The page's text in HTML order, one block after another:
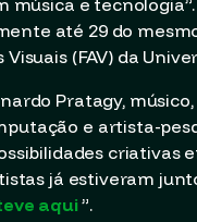
até 29 do
(FAV) da
Pratagy,
e artista-
já estiveram
aqui”.